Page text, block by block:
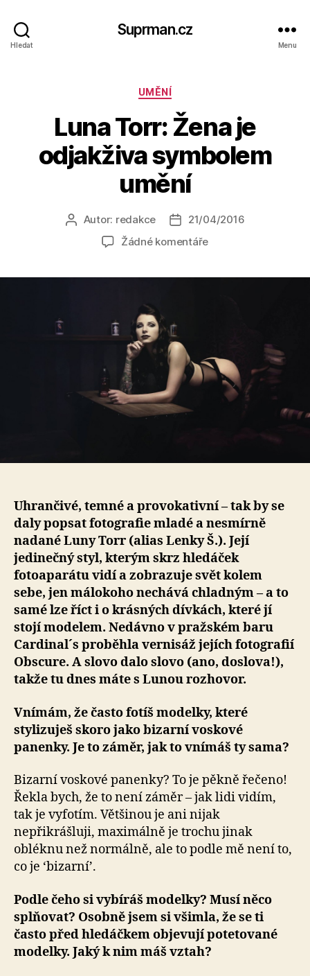
Hledat
Suprman.cz
Menu
Rubriky
UMĚNÍ
Luna Torr: Žena je
odjakživa symbolem
umění
Autor
příspěvku
Autor: redakce
Datum
příspěvku
21/04/2016
Žádné komentářeu
odjakživa
symbolem
umění
Uhrančivé, temné a provokativní – tak by se
daly popsat fotografie mladé a nesmírně
nadané Luny Torr (alias Lenky Š.). Její
jedinečný styl, kterým skrz hledáček
fotoaparátu vidí a zobrazuje svět kolem
sebe, jen málokoho nechává chladným – a to
samé lze říct i o krásných dívkách, které jí
stojí modelem. Nedávno v pražském baru
Cardinal´s proběhla vernisáž jejích fotografií
Obscure. A slovo dalo slovo (ano, doslova!),
takže tu dnes máte s Lunou rozhovor.
Vnímám, že často fotíš modelky, které
stylizuješ skoro jako bizarní voskové
panenky. Je to záměr, jak to vnímáš ty sama?
Bizarní voskové panenky? To je pěkně řečeno!
Řekla bych, že to není záměr – jak lidi vidím,
tak je vyfotím. Většinou je ani nijak
nepřikrášluji, maximálně je trochu jinak
obléknu než normálně, ale to podle mě není to,
co je ‘bizarní’.
Podle čeho si vybíráš modelky? Musí něco
splňovat? Osobně jsem si všimla, že se ti
často před hledáčkem objevují potetované
modelky. Jaký k nim máš vztah?